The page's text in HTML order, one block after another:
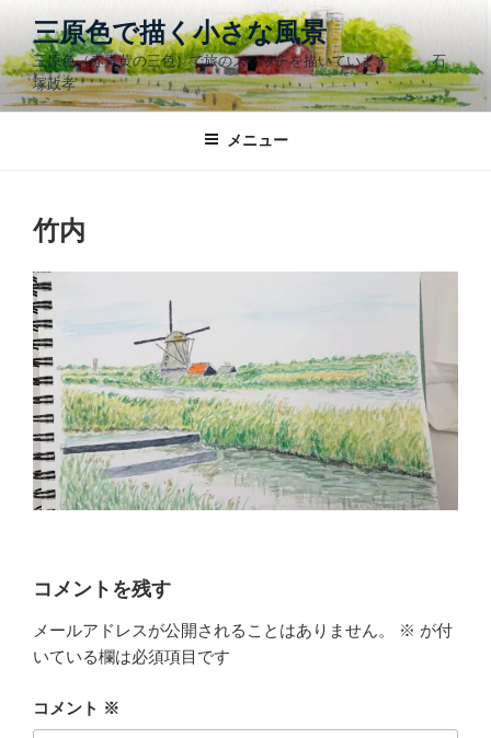
テ
ン
ツ
三原色で描く小さな風景
三原色（赤青黄の三色）で旅のスケッチを描いています 石
塚政孝
メニュー
竹内
コメントを残す
メールアドレスが公開されることはありません。 ※ が付
いている欄は必須項目です
コメント ※